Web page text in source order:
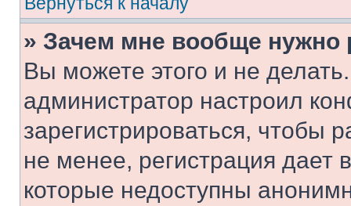
» Зачем мне вообще нужно
Вы можете этого и не
администратор настроил
зарегистрироваться, чтобы
не менее, регистрация
которые недоступны